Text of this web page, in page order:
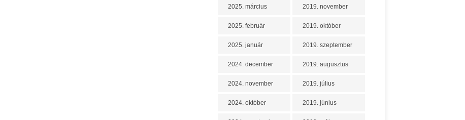
2025. március
2025. február
2025. január
2024. december
2024. november
2024. október
2019. november
2019. október
2019. szeptember
2019. augusztus
2019. július
2019. június